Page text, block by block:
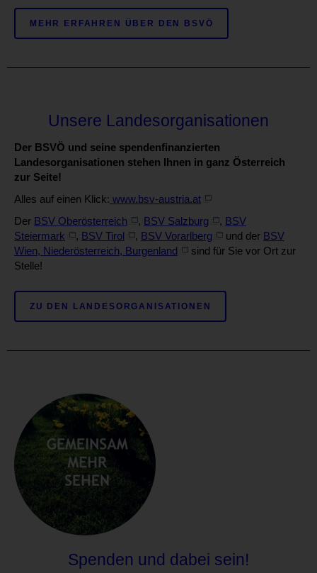
MEHR ERFAHREN ÜBER DEN BSVÖ
Unsere Landesorganisationen
Der BSVÖ und seine spendenfinanzierten
Landesorganisationen stehen Ihnen in ganz Österreich
zur Seite!
Alles auf einen Klick: www.bsv-austria.at
Der BSV Oberösterreich , BSV Salzburg , BSV
Steiermark
, BSV Tirol , BSV Vorarlberg und der BSV
Wien, Niederösterreich, Burgenland
sind für Sie vor Ort zur
Stelle!
ZU DEN LANDESORGANISATIONEN
Spenden und dabei sein!